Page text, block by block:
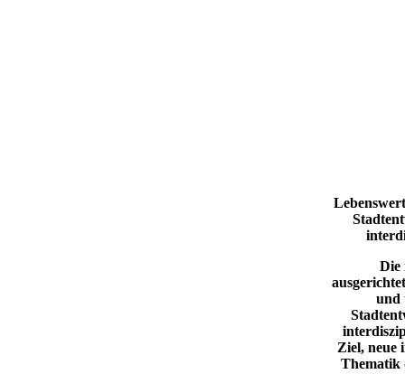
Die
und
Ziel, neue
Thematik